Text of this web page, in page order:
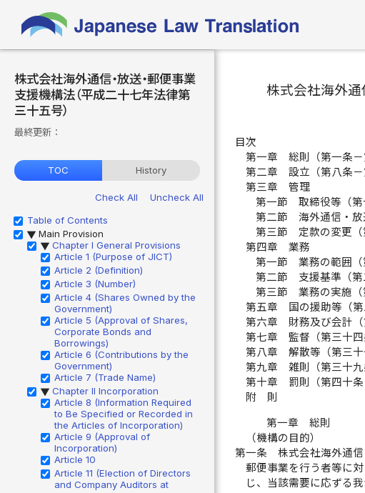
株式会社海外通信・放送・郵便事業
支援機構法（平成二十七年法律第
三十五号）
最終更新：
TOC History
Check All
Uncheck All
Table of Contents
▶ Main Provision
▶ Chapter I General Provisions
Article 1 (Purpose of JICT)
Article 2 (Definition)
Article 3 (Number)
Article 4 (Shares Owned by the
Government)
Article 5 (Approval of Shares,
Corporate Bonds and
Borrowings)
Article 6 (Contributions by the
Government)
Article 7 (Trade Name)
▶ Chapter II Incorporation
Article 8 (Information Required
to Be Specified or Recorded in
the Articles of Incorporation)
Article 9 (Approval of
Incorporation)
Article 10
Article 11 (Election of Directors
and Company Auditors at
株式会社海外
目次
第一章 総則（第一条－
第二章 設立（第八条－
第三章 管理
第一節 取締役等（第
第二節 海外通信・放
第三節 定款の変更（
第四章 業務
第一節 業務の範囲（
第二節 支援基準（第
第三節 業務の実施（
第五章 国の援助等（第
第六章 財務及び会計（
第七章 監督（第三十四
第八章 解散等（第三十
第九章 雑則（第三十九
第十章 罰則（第四十条
附 則
第一章 総則
（機構の目的）
第一条
株式会社海外通
郵便事業を行う者等に
じ、当該需要に応ずる